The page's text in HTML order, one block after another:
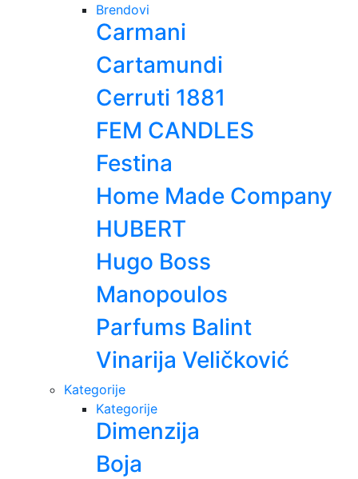
Brendovi
Carmani
Cartamundi
Cerruti 1881
FEM CANDLES
Festina
Home Made Company
HUBERT
Hugo Boss
Manopoulos
Parfums Balint
Vinarija Veličković
Kategorije
Kategorije
Dimenzija
Boja